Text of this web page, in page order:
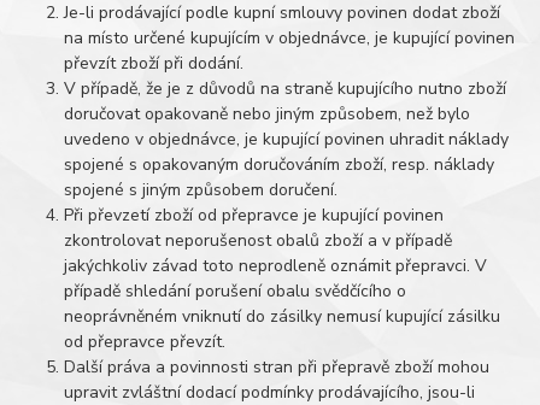
Je-li prodávající podle kupní smlouvy povinen dodat zboží
na místo určené kupujícím v objednávce, je kupující povinen
převzít zboží při dodání.
V případě, že je z důvodů na straně kupujícího nutno zboží
doručovat opakovaně nebo jiným způsobem, než bylo
uvedeno v objednávce, je kupující povinen uhradit náklady
spojené s opakovaným doručováním zboží, resp. náklady
spojené s jiným způsobem doručení.
Při převzetí zboží od přepravce je kupující povinen
zkontrolovat neporušenost obalů zboží a v případě
jakýchkoliv závad toto neprodleně oznámit přepravci. V
případě shledání porušení obalu svědčícího o
neoprávněném vniknutí do zásilky nemusí kupující zásilku
od přepravce převzít.
Další práva a povinnosti stran při přepravě zboží mohou
upravit zvláštní dodací podmínky prodávajícího, jsou-li